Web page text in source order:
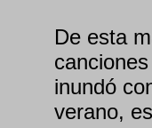
De esta
inundó
verano,